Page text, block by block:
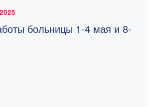
больницы 1-4 мая и 8-